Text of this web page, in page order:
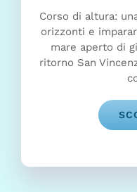
Corso di altura:
orizzonti e
mare aperto di
ritorno San